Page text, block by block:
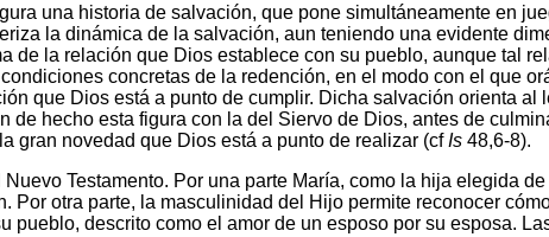
una historia de salvación, que pone simultáneamente en
la dinámica de la salvación, aun teniendo una evidente
de la relación que Dios establece con su pueblo, aunque tal
concretas de la redención, en el modo con el que
que Dios está a punto de cumplir. Dicha salvación orienta
de hecho esta figura con la del Siervo de Dios, antes de
gran novedad que Dios está a punto de realizar (cfIs 48,6-8).
Testamento. Por una parte María, como la hija elegida
Por otra parte, la masculinidad del Hijo permite reconocer
pueblo, descrito como el amor de un esposo por su esposa.